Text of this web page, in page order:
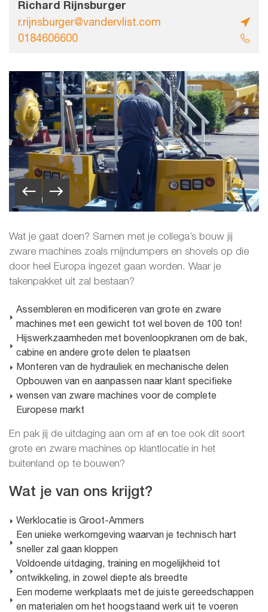
Richard Rijnsburger
r.rijnsburger@vandervlist.com
0184606600
Wat je gaat doen? Samen met je collega’s bouw jij
zware machines zoals mijndumpers en shovels op die
door heel Europa ingezet gaan worden. Waar je
takenpakket uit zal bestaan?
Assembleren en modificeren van grote en zware
machines met een gewicht tot wel boven de 100 ton!
Hijswerkzaamheden met bovenloopkranen om de bak,
cabine en andere grote delen te plaatsen
Monteren van de hydrauliek en mechanische delen
Opbouwen van en aanpassen naar klant specifieke
wensen van zware machines voor de complete
Europese markt
En pak jij de uitdaging aan om af en toe ook dit soort
grote en zware machines op klantlocatie in het
buitenland op te bouwen?
Wat je van ons krijgt?
Werklocatie is Groot-Ammers
Een unieke werkomgeving waarvan je technisch hart
sneller zal gaan kloppen
Voldoende uitdaging, training en mogelijkheid tot
ontwikkeling, in zowel diepte als breedte
Een moderne werkplaats met de juiste gereedschappen
en materialen om het hoogstaand werk uit te voeren